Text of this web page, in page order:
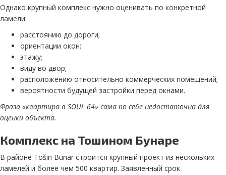
Однако крупный комплекс нужно оценивать по конкретной
ламели:
расстоянию до дороги;
ориентации окон;
этажу;
виду во двор;
расположению относительно коммерческих помещений;
вероятности будущей застройки перед окнами.
Фраза «квартира в SOUL 64» сама по себе недостаточна для
оценки объекта.
Комплекс на Тошином Бунаре
В районе Tošin Bunar строится крупный проект из нескольких
ламелей и более чем 500 квартир. Заявленный срок